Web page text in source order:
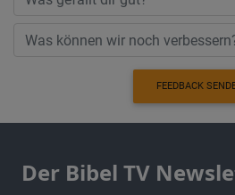
FEEDBACK
Der Bibel TV